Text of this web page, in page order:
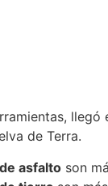
de Terra.
asfalto son